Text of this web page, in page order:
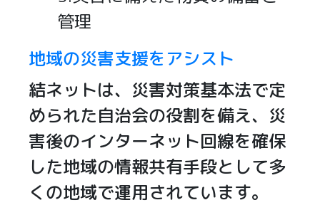
管理
地域の災害支援をアシスト
結ネットは、災害対策基本法で定
められた自治会の役割を備え、災
害後のインターネット回線を確保
した地域の情報共有手段として多
くの地域で運用されています。